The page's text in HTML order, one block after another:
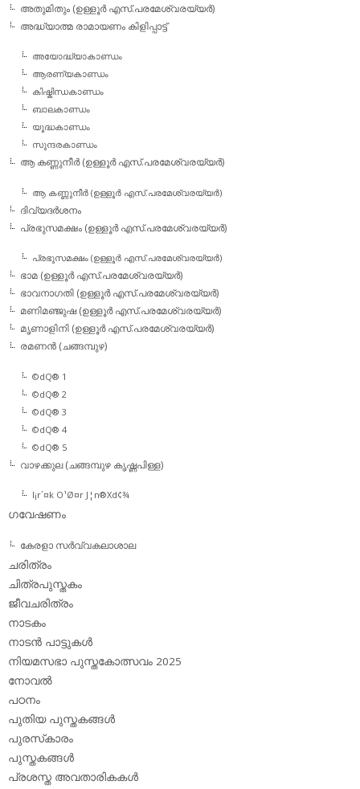
അതുമിതും (ഉള്ളൂര്‍ എസ്.പരമേശ്വരയ്യര്‍)
അദ്ധ്യാത്മ രാമായണം കിളിപ്പാട്ട്‌
അയോദ്ധ്യാകാണ്ഡം
ആരണ്യകാണ്ഡം
കിഷ്കിന്ധകാണ്ഡം
ബാലകാണ്ഡം
യൂദ്ധകാണ്ഡം
സുന്ദരകാണ്ഡം
ആ കണ്ണുനീര്‍ (ഉള്ളൂര്‍ എസ്.പരമേശ്വരയ്യര്‍)
ആ കണ്ണുനീര്‍ (ഉള്ളൂര്‍ എസ്.പരമേശ്വരയ്യര്‍)
ദിവ്യദര്‍ശനം
പ്രഭുസമക്ഷം (ഉള്ളൂര്‍ എസ്.പരമേശ്വരയ്യര്‍)
പ്രഭുസമക്ഷം (ഉള്ളൂര്‍ എസ്.പരമേശ്വരയ്യര്‍)
ഭാമ (ഉള്ളൂര്‍ എസ്.പരമേശ്വരയ്യര്‍)
ഭാവനാഗതി (ഉള്ളൂര്‍ എസ്.പരമേശ്വരയ്യര്‍)
മണിമഞ്ജുഷ (ഉള്ളൂര്‍ എസ്.പരമേശ്വരയ്യര്‍)
മൃണാളിനി (ഉള്ളൂര്‍ എസ്.പരമേശ്വരയ്യര്‍)
രമണന്‍ (ചങ്ങമ്പുഴ)
©dQ® 1
©dQ® 2
©dQ® 3
©dQ® 4
©dQ® 5
വാഴക്കുല (ചങ്ങമ്പുഴ കൃഷ്ണപിള്ള)
l¡r´¤k O¹Ø¤r J¦n®Xd¢¾
ഗവേഷണം
കേരളാ സര്‍വ്വകലാശാല
ചരിത്രം
ചിത്രപുസ്തകം
ജീവചരിത്രം
നാടകം
നാടന്‍ പാട്ടുകള്‍
നിയമസഭാ പുസ്തകോത്സവം 2025
നോവല്‍
പഠനം
പുതിയ പുസ്തകങ്ങള്‍
പുരസ്‌കാരം
പുസ്തകങ്ങള്‍
പ്രശസ്ത അവതാരികകള്‍